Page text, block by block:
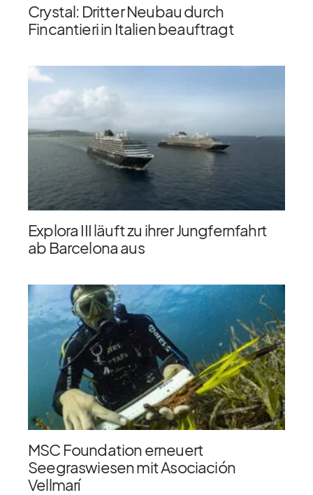
Crystal: Dritter Neubau durch
Fincantieri in Italien beauftragt
Explora III läuft zu ihrer Jungfernfahrt
ab Barcelona aus
MSC Foundation erneuert
Seegraswiesen mit Asociación
Vellmarí